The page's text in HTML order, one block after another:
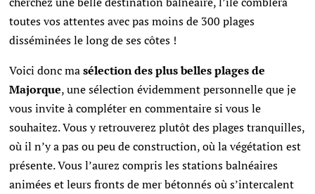
toutes vos attentes avec pas moins de 300 plages
disséminées le long de ses côtes !
Voici donc masélection des plus belles plages de
Majorque, une sélection évidemment personnelle que je
vous invite à compléter en commentaire si vous le
souhaitez. Vous y retrouverez plutôt des plages tranquilles,
où il n’y a pas ou peu de construction, où la végétation est
présente. Vous l’aurez compris les stations balnéaires
animées et leurs fronts de mer bétonnés où s’intercalent